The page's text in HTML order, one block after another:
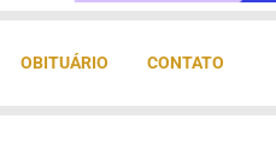
OBITUÁRIO CONTATO